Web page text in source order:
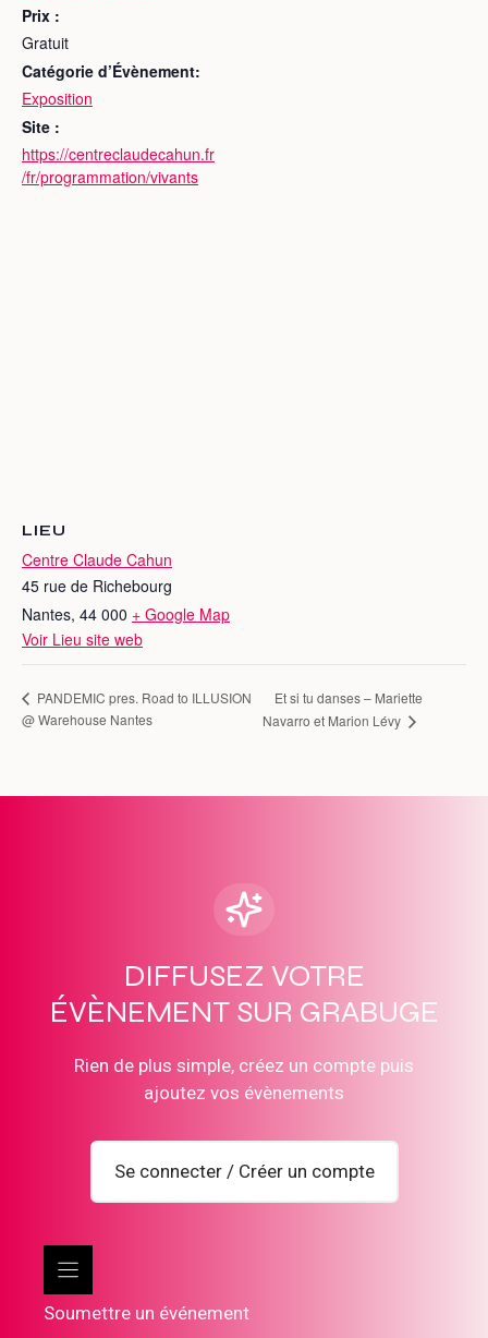
Prix :
Gratuit
Catégorie d’Évènement:
Exposition
Site :
https://centreclaudecahun.fr
/fr/programmation/vivants
LIEU
Centre Claude Cahun
45 rue de Richebourg
Nantes, 44 000 + Google Map
Voir Lieu site web
PANDEMIC pres. Road to ILLUSION
@ Warehouse Nantes
Et si tu danses – Mariette
Navarro et Marion Lévy
DIFFUSEZ VOTRE
ÉVÈNEMENT SUR GRABUGE
Rien de plus simple, créez un compte puis
ajoutez vos évènements
Se connecter / Créer un compte
Soumettre un événement